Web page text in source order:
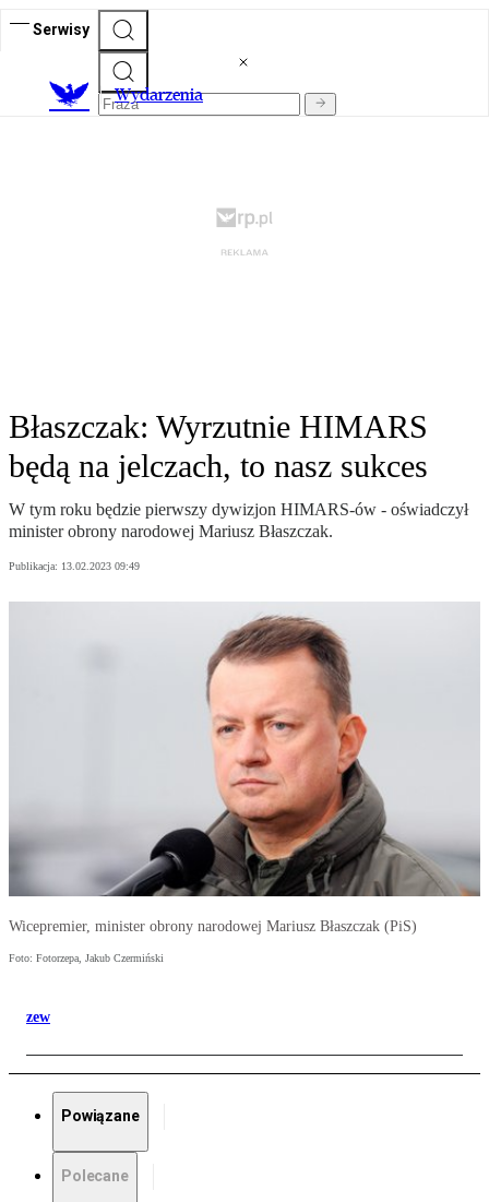
Serwisy
Wydarzenia
Błaszczak: Wyrzutnie HIMARS
będą na jelczach, to nasz sukces
W tym roku będzie pierwszy dywizjon HIMARS-ów - oświadczył
minister obrony narodowej Mariusz Błaszczak.
Publikacja: 13.02.2023 09:49
Wicepremier, minister obrony narodowej Mariusz Błaszczak (PiS)
Foto: Fotorzepa, Jakub Czermiński
zew
Powiązane
Polecane